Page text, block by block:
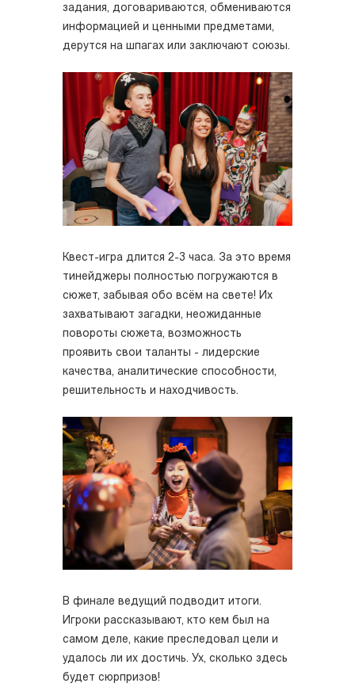
задания, договариваются, обмениваются
информацией и ценными предметами,
дерутся на шпагах или заключают союзы.
Квест-игра длится 2-3 часа. За это время
тинейджеры полностью погружаются в
сюжет, забывая обо всём на свете! Их
захватывают загадки, неожиданные
повороты сюжета, возможность
проявить свои таланты - лидерские
качества, аналитические способности,
решительность и находчивость.
В финале ведущий подводит итоги.
Игроки рассказывают, кто кем был на
самом деле, какие преследовал цели и
удалось ли их достичь. Ух, сколько здесь
будет сюрпризов!